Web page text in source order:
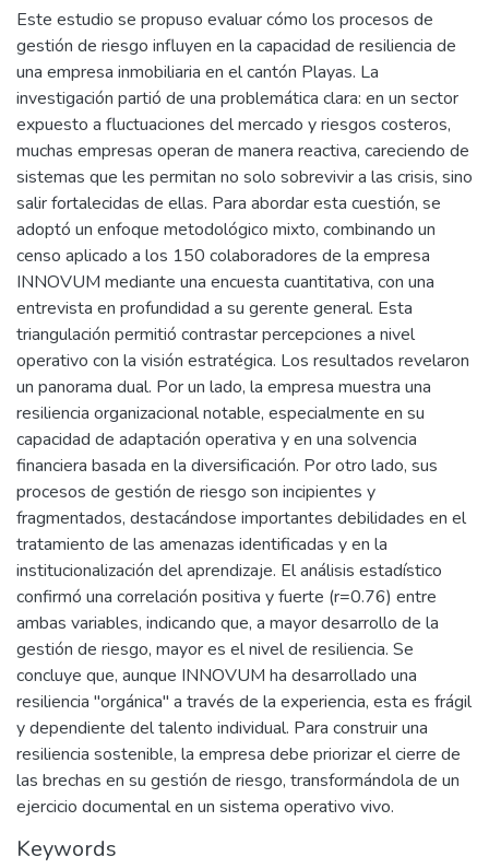
Este estudio se propuso evaluar cómo los procesos de
gestión de riesgo influyen en la capacidad de resiliencia de
una empresa inmobiliaria en el cantón Playas. La
investigación partió de una problemática clara: en un sector
expuesto a fluctuaciones del mercado y riesgos costeros,
muchas empresas operan de manera reactiva, careciendo de
sistemas que les permitan no solo sobrevivir a las crisis, sino
salir fortalecidas de ellas. Para abordar esta cuestión, se
adoptó un enfoque metodológico mixto, combinando un
censo aplicado a los 150 colaboradores de la empresa
INNOVUM mediante una encuesta cuantitativa, con una
entrevista en profundidad a su gerente general. Esta
triangulación permitió contrastar percepciones a nivel
operativo con la visión estratégica. Los resultados revelaron
un panorama dual. Por un lado, la empresa muestra una
resiliencia organizacional notable, especialmente en su
capacidad de adaptación operativa y en una solvencia
financiera basada en la diversificación. Por otro lado, sus
procesos de gestión de riesgo son incipientes y
fragmentados, destacándose importantes debilidades en el
tratamiento de las amenazas identificadas y en la
institucionalización del aprendizaje. El análisis estadístico
confirmó una correlación positiva y fuerte (r=0.76) entre
ambas variables, indicando que, a mayor desarrollo de la
gestión de riesgo, mayor es el nivel de resiliencia. Se
concluye que, aunque INNOVUM ha desarrollado una
resiliencia "orgánica" a través de la experiencia, esta es frágil
y dependiente del talento individual. Para construir una
resiliencia sostenible, la empresa debe priorizar el cierre de
las brechas en su gestión de riesgo, transformándola de un
ejercicio documental en un sistema operativo vivo.
Keywords